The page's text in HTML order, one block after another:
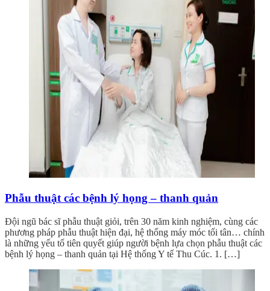
Phẫu thuật các bệnh lý họng – thanh quản
Đội ngũ bác sĩ phẫu thuật giỏi, trên 30 năm kinh nghiệm, cùng các
phương pháp phẫu thuật hiện đại, hệ thống máy móc tối tân… chính
là những yếu tố tiên quyết giúp người bệnh lựa chọn phẫu thuật các
bệnh lý họng – thanh quản tại Hệ thống Y tế Thu Cúc. 1. […]